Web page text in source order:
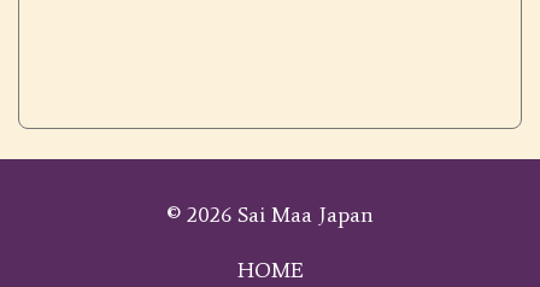
© 2026 Sai Maa Japan
HOME